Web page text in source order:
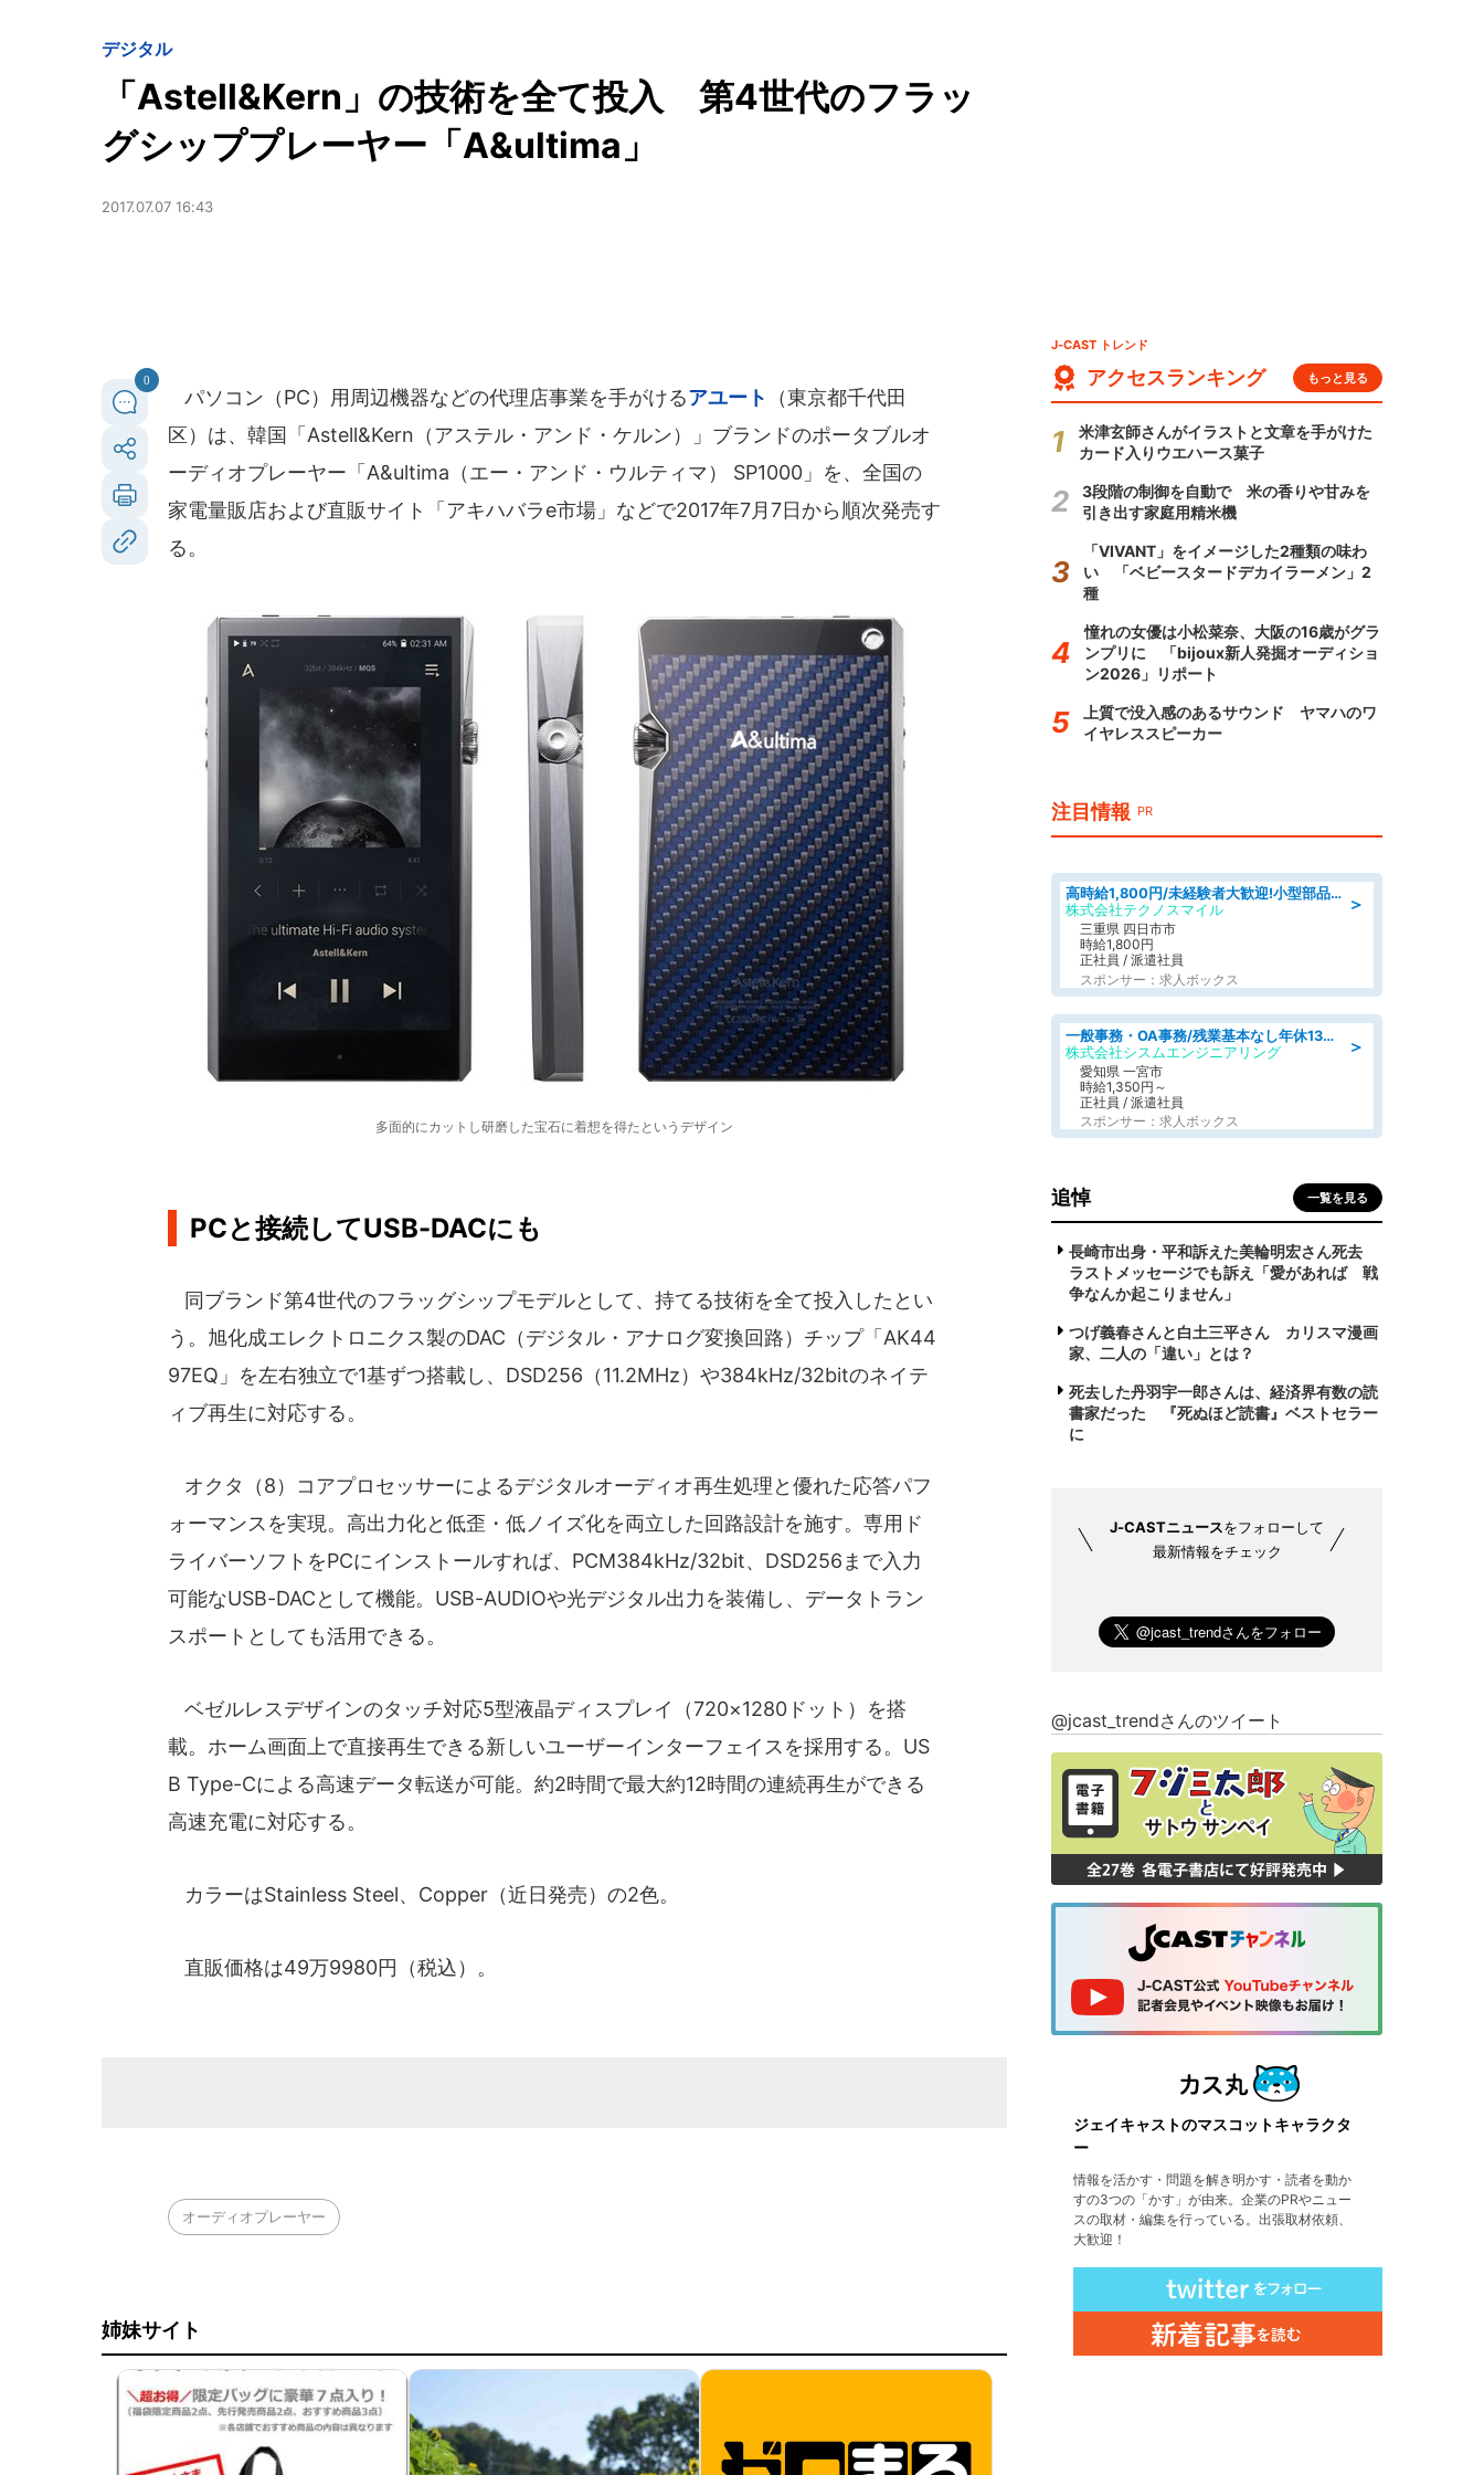
デジタル
「Astell&Kern」の技術を全て投入 第4世代のフラッ
グシッププレーヤー「A&ultima」
2017.07.07 16:43
0
パソコン（PC）用周辺機器などの代理店事業を手がけるアユート
（東京都千代田
区）は、韓国「Astell&Kern（アステル・アンド・ケルン）」ブランドのポータブルオ
ーディオプレーヤー「A&ultima（エー・アンド・ウルティマ） SP1000」を、全国の
家電量販店および直販サイト「アキハバラe市場」などで2017年7月7日から順次発売す
る。
多面的にカットし研磨した宝石に着想を得たというデザイン
PCと接続してUSB-DACにも
同ブランド第4世代のフラッグシップモデルとして、持てる技術を全て投入したとい
う。旭化成エレクトロニクス製のDAC（デジタル・アナログ変換回路）チップ「AK44
97EQ」を左右独立で1基ずつ搭載し、DSD256（11.2MHz）や384kHz/32bitのネイテ
ィブ再生に対応する。
オクタ（8）コアプロセッサーによるデジタルオーディオ再生処理と優れた応答パフ
ォーマンスを実現。高出力化と低歪・低ノイズ化を両立した回路設計を施す。専用ド
ライバーソフトをPCにインストールすれば、PCM384kHz/32bit、DSD256まで入力
可能なUSB-DACとして機能。USB-AUDIOや光デジタル出力を装備し、データトラン
スポートとしても活用できる。
ベゼルレスデザインのタッチ対応5型液晶ディスプレイ（720×1280ドット）を搭
載。ホーム画面上で直接再生できる新しいユーザーインターフェイスを採用する。US
B Type-Cによる高速データ転送が可能。約2時間で最大約12時間の連続再生ができる
高速充電に対応する。
カラーはStainless Steel、Copper（近日発売）の2色。
直販価格は49万9980円（税込）。
オーディオプレーヤー
姉妹サイト
J-CAST トレンド
アクセスランキング もっと見る
米津玄師さんがイラストと文章を手がけた
カード入りウエハース菓子
3段階の制御を自動で 米の香りや甘みを
引き出す家庭用精米機
「VIVANT」をイメージした2種類の味わ
い 「ベビースタードデカイラーメン」2
種
憧れの女優は小松菜奈、大阪の16歳がグラ
ンプリに 「bijoux新人発掘オーディショ
ン2026」リポート
上質で没入感のあるサウンド ヤマハのワ
イヤレススピーカー
注目情報 PR
＞
高時給1,800円/未経験者大歓迎!小型部品の加工業務 denso aichi
株式会社テクノスマイル
三重県 四日市市
時給1,800円
正社員 / 派遣社員
スポンサー：求人ボックス
＞
一般事務・OA事務/残業基本なし年休130日社保完備の一般・調達事務
株式会社シスムエンジニアリング
愛知県 一宮市
時給1,350円～
正社員 / 派遣社員
スポンサー：求人ボックス
追悼 一覧を見る
長崎市出身・平和訴えた美輪明宏さん死去
ラストメッセージでも訴え「愛があれば 戦
争なんか起こりません」
つげ義春さんと白土三平さん カリスマ漫画
家、二人の「違い」とは？
死去した丹羽宇一郎さんは、経済界有数の読
書家だった 『死ぬほど読書』ベストセラー
に
J-CASTニュースをフォローして
最新情報をチェック
@jcast_trendさんのツイート
ジェイキャストのマスコットキャラクタ
ー
情報を活かす・問題を解き明かす・読者を動か
すの3つの「かす」が由来。企業のPRやニュー
スの取材・編集を行っている。出張取材依頼、
大歓迎！